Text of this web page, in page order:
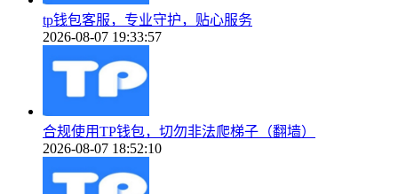
tp钱包客服，专业守护，贴心服务
2026-08-07 19:33:57
合规使用TP钱包，切勿非法爬梯子（翻墙）
2026-08-07 18:52:10